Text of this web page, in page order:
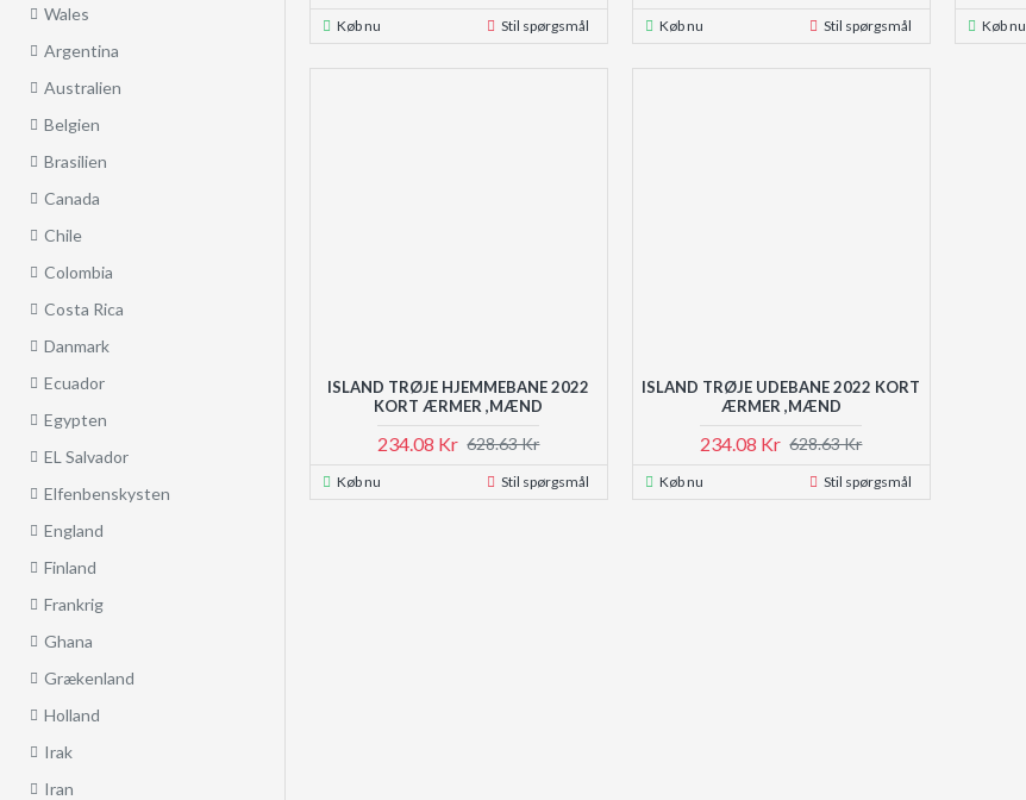
Wales
Argentina
Australien
Belgien
Brasilien
Canada
Chile
Colombia
Costa Rica
Danmark
Ecuador
Egypten
EL Salvador
Elfenbenskysten
England
Finland
Frankrig
Ghana
Grækenland
Holland
Irak
Iran
Køb nu Stil spørgsmål Køb nu Stil spørgsmål Køb nu
ISLAND TRØJE HJEMMEBANE 2022
KORT ÆRMER ,MÆND
234.08 Kr 628.63 Kr
Køb nu Stil spørgsmål
ISLAND TRØJE UDEBANE 2022 KORT
ÆRMER ,MÆND
234.08 Kr 628.63 Kr
Køb nu Stil spørgsmål